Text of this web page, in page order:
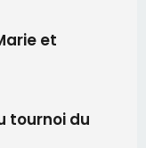
du